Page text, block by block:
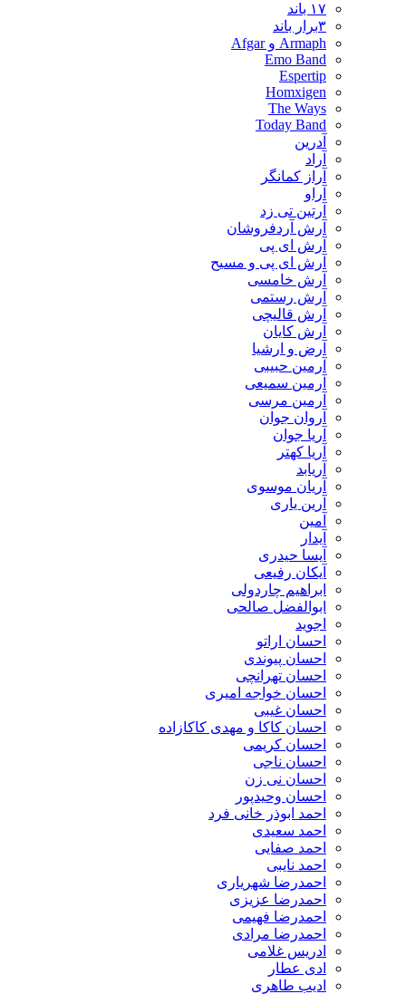
۱۷ باند
۳برار باند
Armaph و Afgar
Emo Band
Espertip
Homxigen
The Ways
Today Band
آدرین
آراد
آراز کمانگر
آراو
آرتین تی زد
آرش آردفروشان
آرش ای پی
آرش ای پی و مسیح
آرش خامسی
آرش رستمی
آرش قالیچی
آرش کایان
​آرض و ارشیا
آرمین حبیبی
آرمین سمیعی
آرمین مرسی
آروان جوان
آریا جوان
آریا کهتر
آریابد
آریان موسوی
آرین یاری
آمین
آیدار
آیسا حیدری
آیکان رفیعی
ابراهیم چاردولی
ابوالفضل صالحی
اجوید
احسان اراتو
احسان پیوندی
احسان تهرانچی
احسان خواجه امیری
احسان غیبی
احسان کاکا و مهدی کاکازاده
احسان کریمی
احسان ناجی
احسان نی زن
احسان وحیدپور
احمد ابوذر خانی فرد
احمد سعیدی
احمد صفایی
احمد نایبی
احمدرضا شهریاری
احمدرضا عزیزی
احمدرضا فهیمی
احمدرضا مرادی
ادریس غلامی
ادی عطار
ادیب طاهری